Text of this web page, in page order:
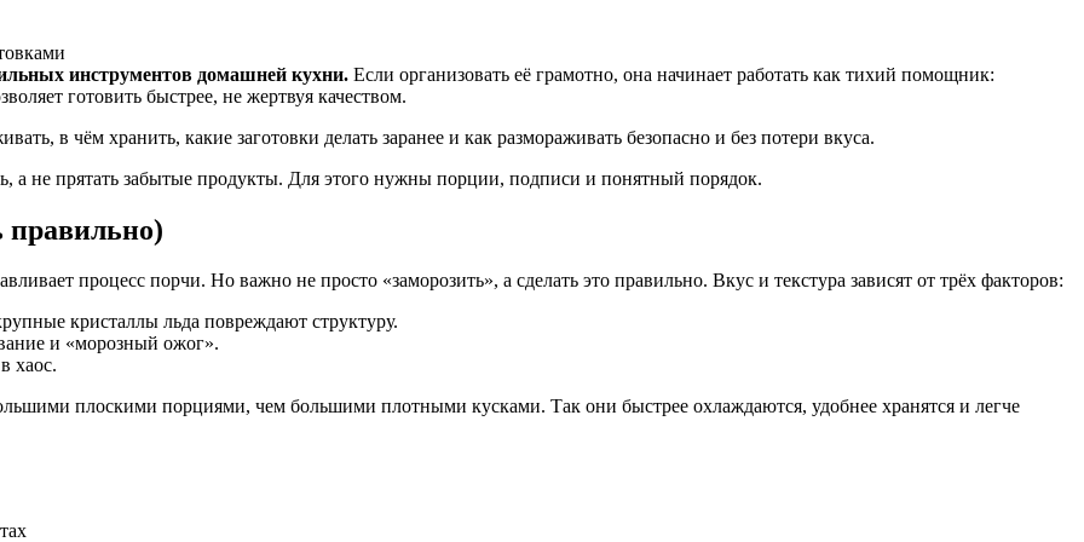
инструментов домашней кухни. Если организовать её грамотно, она начинает работать как тихий помощник:
готовить быстрее, не жертвуя качеством.
в чём хранить, какие заготовки делать заранее и как размораживать безопасно и без потери вкуса.
а не прятать забытые продукты. Для этого нужны порции, подписи и понятный порядок.
правильно)
процесс порчи. Но важно не просто «заморозить», а сделать это правильно. Вкус и текстура зависят от трёх факторов:
кристаллы льда повреждают структуру.
и «морозный ожог».
хаос.
плоскими порциями, чем большими плотными кусками. Так они быстрее охлаждаются, удобнее хранятся и легче